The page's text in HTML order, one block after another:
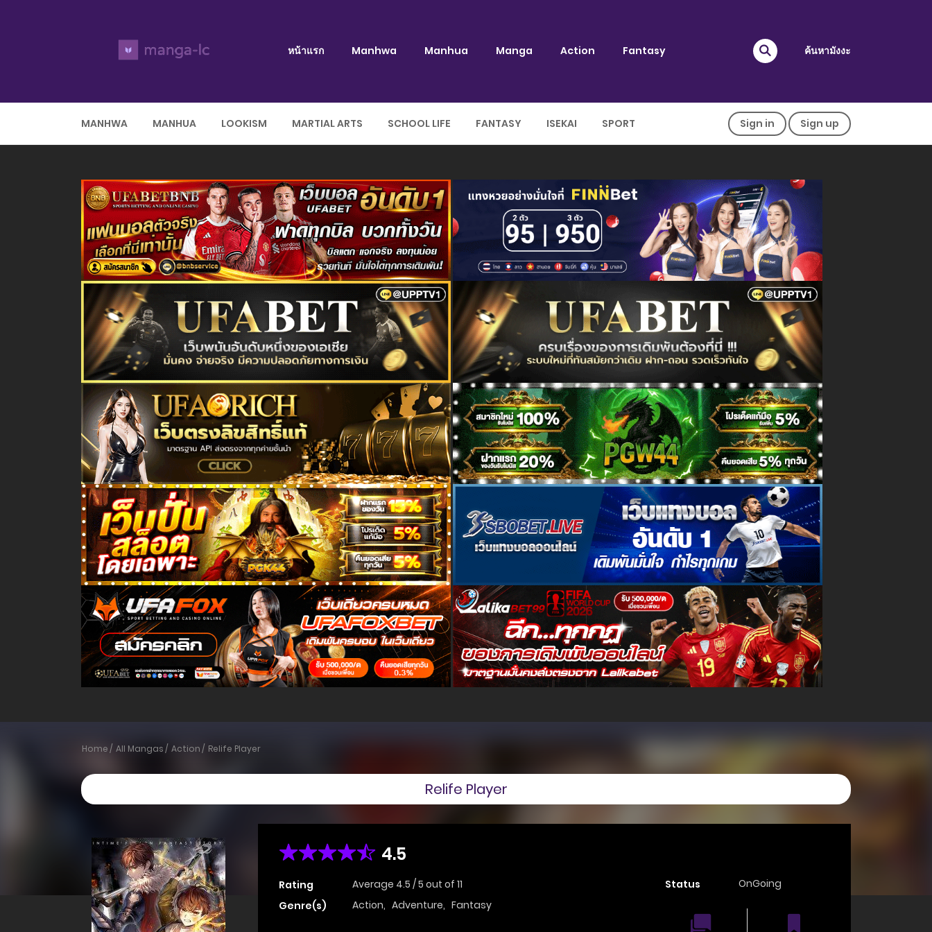
หน้าแรก Manhwa Manhua Manga Action Fantasy ค้นหามังงะ
MANHWA MANHUA LOOKISM MARTIAL ARTS SCHOOL LIFE FANTASY ISEKAI SPORT Sign in Sign up
Home All Mangas Action Relife Player
Relife Player
4.5
Rating Average 4.5 /5 out of 11
Genre(s)
Action, Adventure, Fantasy
Status OnGoing